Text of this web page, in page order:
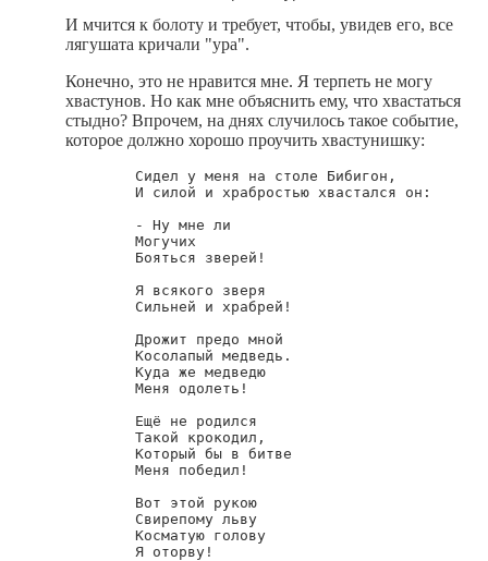
И мчится к болоту и требует, чтобы, увидев его, все
лягушата кричали "ура".
Конечно, это не нравится мне. Я терпеть не могу
хвастунов. Но как мне объяснить ему, что хвастаться
стыдно? Впрочем, на днях случилось такое событие,
которое должно хорошо проучить хвастунишку:
        Сидел у меня на столе Бибигон,
        И силой и храбростью хвастался он:
        - Ну мне ли
        Могучих
        Бояться зверей!
        Я всякого зверя
        Сильней и храбрей!
        Дрожит предо мной
        Косолапый медведь.
        Куда же медведю
        Меня одолеть!
        Ещё не родился
        Такой крокодил,
        Который бы в битве
        Меня победил!
        Вот этой рукою
        Свирепому льву
        Косматую голову
        Я оторву!